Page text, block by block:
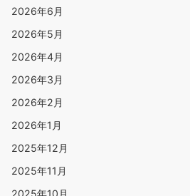
2026年6月
2026年5月
2026年4月
2026年3月
2026年2月
2026年1月
2025年12月
2025年11月
2025年10月